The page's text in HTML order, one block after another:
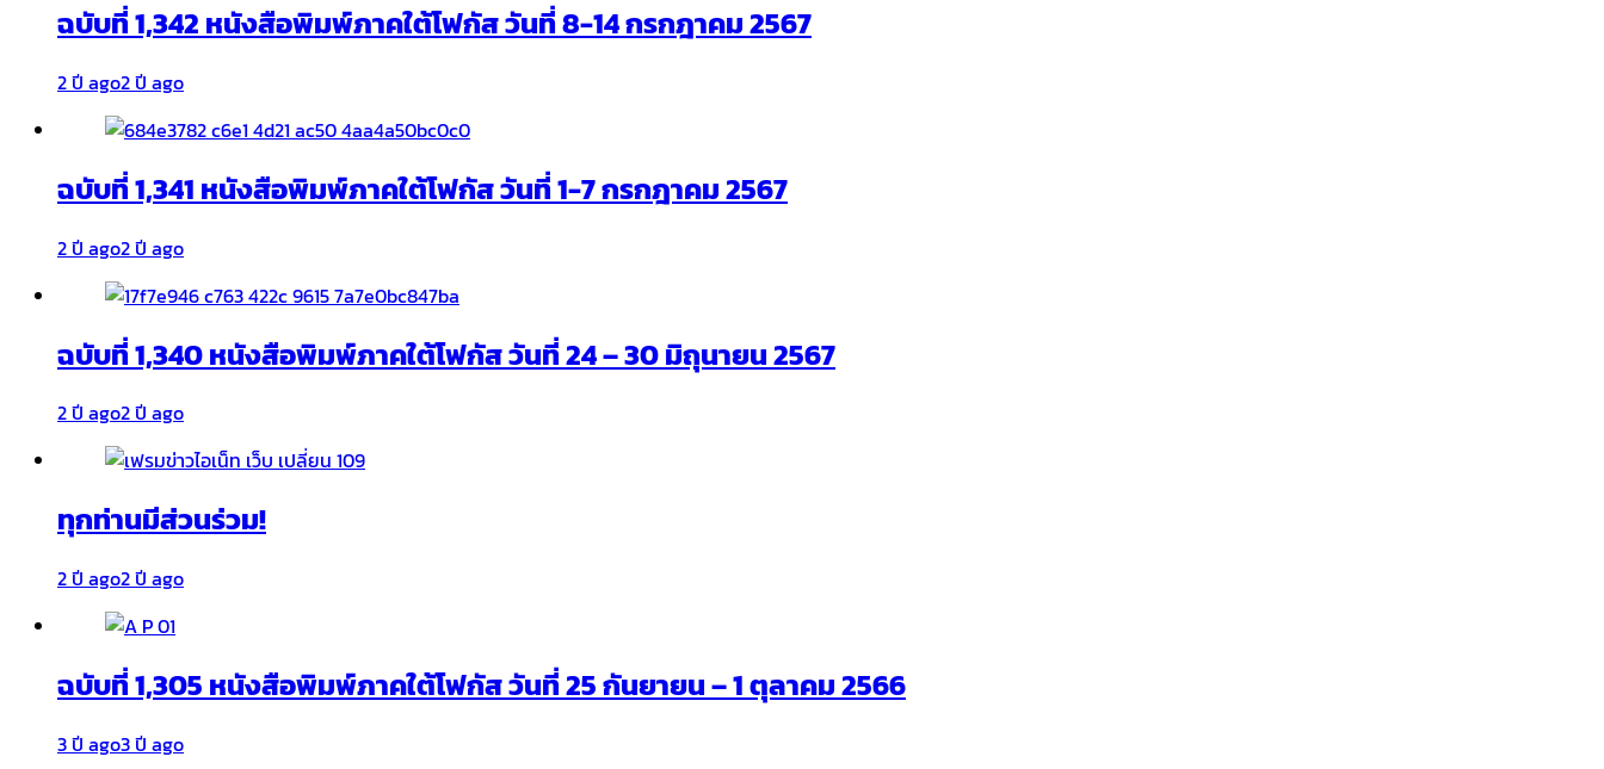
ฉบับที่ 1,342 หนังสือพิมพ์ภาคใต้โฟกัส วันที่ 8-14 กรกฎาคม 2567
2 ปี ago2 ปี ago
ฉบับที่ 1,341 หนังสือพิมพ์ภาคใต้โฟกัส วันที่ 1-7 กรกฎาคม 2567
2 ปี ago2 ปี ago
ฉบับที่ 1,340 หนังสือพิมพ์ภาคใต้โฟกัส วันที่ 24 – 30 มิถุนายน 2567
2 ปี ago2 ปี ago
ทุกท่านมีส่วนร่วม!
2 ปี ago2 ปี ago
ฉบับที่ 1,305 หนังสือพิมพ์ภาคใต้โฟกัส วันที่ 25 กันยายน – 1 ตุลาคม 2566
3 ปี ago3 ปี ago